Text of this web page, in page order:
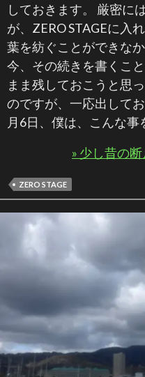
しておきます。 厳密に
が、ZERO STAGEに入
葉を紡ぐことができな
今、その続きを書くこ
まま残しておこうと思
のですが、一応出して
月6日、僕は、こんな事
» 少し昔の
ZERO STAGE